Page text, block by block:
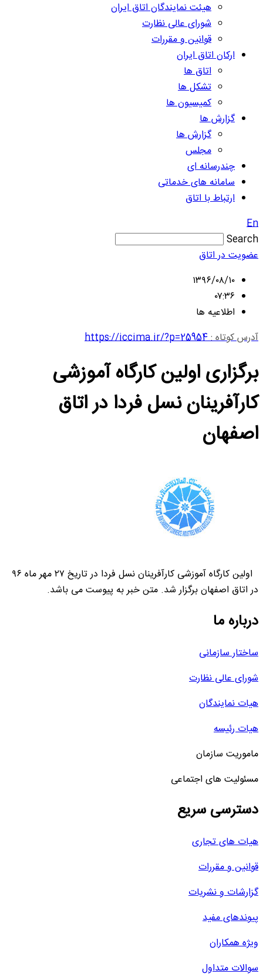
هیئت نمایندگان اتاق ایران
شورای عالی نظارت
قوانین و مقررات
ارکان اتاق ایران
اتاق ها
تشکل ها
کمیسیون ها
گزارش ها
گزارش ها
مجلس
چندرسانه ای
سامانه های خدماتی
ارتباط با اتاق
En
Search
عضویت در اتاق
۱۳۹۶/۰۸/۱۰
۰۷:۳۶
اطلاعیه ها
آدرس کوتاه :https://iccima.ir/?p=25954
برگزاری اولین کارگاه آموزشی
کارآفرینان نسل فردا در اتاق
اصفهان
اولین کارگاه آموزشی کارآفرینان نسل فردا در تاریخ ۲۷ مهر ماه ۹۶
در اتاق اصفهان برگزار شد. متن خبر به پیوست می باشد.
درباره ما
ساختار سازمانی
شورای عالی نظارت
هیات نمایندگان
هیات رئیسه
ماموریت سازمان
مسئولیت های اجتماعی
دسترسی سریع
هیات های تجاری
قوانین و مقررات
گزارشات و نشریات
پیوندهای مفید
ویژه همکاران
سوالات متداول